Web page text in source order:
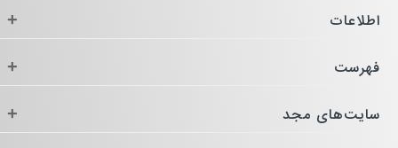
اطلاعات +
فهرست +
سایت‌های مجد +